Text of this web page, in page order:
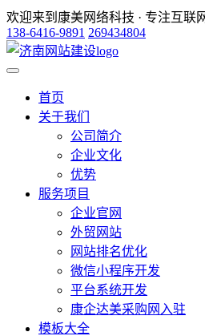
欢迎来到康美网络科技 · 专注互联
138-6416-9891 269434804
首页
关于我们
公司简介
企业文化
优势
服务项目
企业官网
外贸网站
网站排名优化
微信小程序开发
平台系统开发
康企达美采购网入驻
模板大全